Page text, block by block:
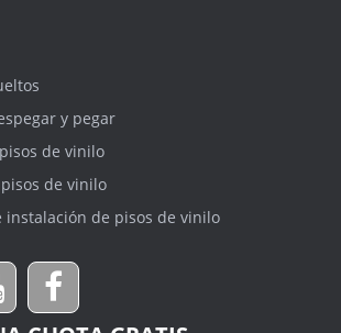
y pegar
de vinilo
de vinilo
instalación de pisos de vinilo